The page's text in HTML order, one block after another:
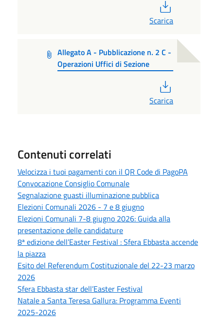
Scarica
Allegato A - Pubblicazione n. 2 C -
Operazioni Uffici di Sezione
Scarica
Contenuti correlati
Velocizza i tuoi pagamenti con il QR Code di PagoPA
Convocazione Consiglio Comunale
Segnalazione guasti illuminazione pubblica
Elezioni Comunali 2026 - 7 e 8 giugno
Elezioni Comunali 7-8 giugno 2026: Guida alla
presentazione delle candidature
8ª edizione dell’Easter Festival : Sfera Ebbasta accende
la piazza
Esito del Referendum Costituzionale del 22-23 marzo
2026
Sfera Ebbasta star dell’Easter Festival
Natale a Santa Teresa Gallura: Programma Eventi
2025-2026